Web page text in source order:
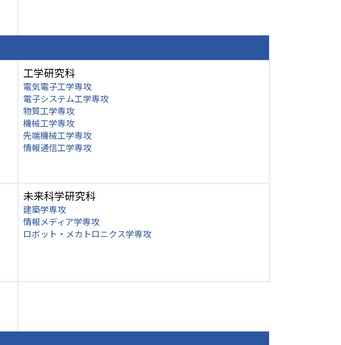
工学研究科
電気電子工学専攻
電子システム工学専攻
物質工学専攻
機械工学専攻
先端機械工学専攻
情報通信工学専攻
未来科学研究科
建築学専攻
情報メディア学専攻
ロボット・メカトロニクス学専攻